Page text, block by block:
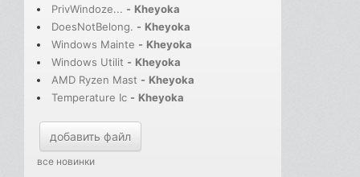
PrivWindoze... - Kheyoka
DoesNotBelong. - Kheyoka
Windows Mainte - Kheyoka
Windows Utilit - Kheyoka
AMD Ryzen Mast - Kheyoka
Temperature Ic - Kheyoka
добавить файл
все новинки